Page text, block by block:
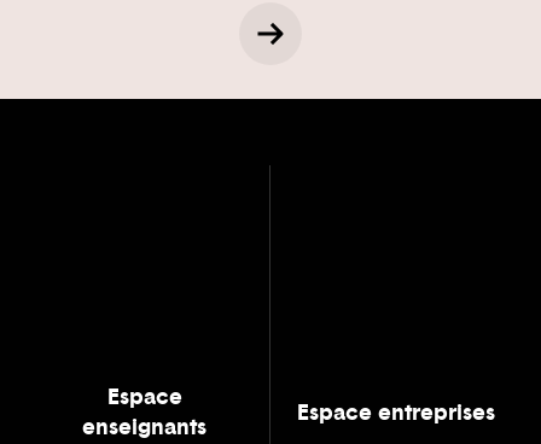
Espace
enseignants
Espace entreprises